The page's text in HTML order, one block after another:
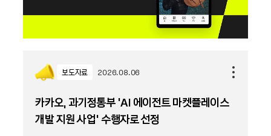
보도자료 2026.08.06
카카오, 과기정통부 ‘AI 에이전트 마켓플레이스
개발 지원 사업’ 수행자로 선정